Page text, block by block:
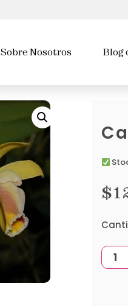
Sobre Nosotros Blog
$